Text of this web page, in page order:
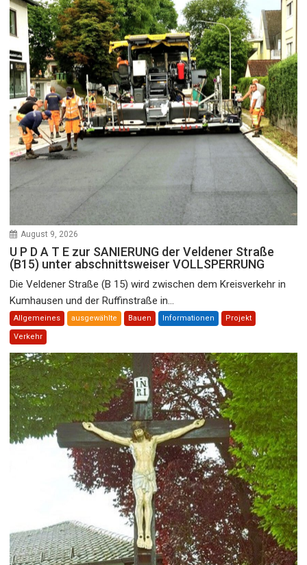
August 9, 2026
U P D A T E zur SANIERUNG der Veldener Straße
(B15) unter abschnittsweiser VOLLSPERRUNG
Die Veldener Straße (B 15) wird zwischen dem Kreisverkehr in
Kumhausen und der Ruffinstraße in...
Allgemeines ausgewählte Bauen Informationen Projekt
Verkehr